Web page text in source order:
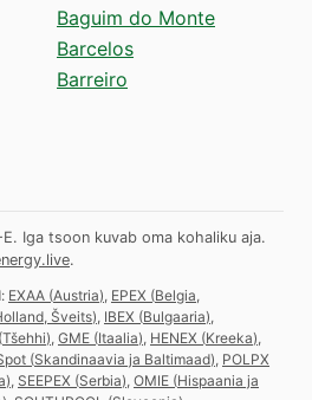
Baguim do Monte
Barcelos
Barreiro
Iga tsoon kuvab oma kohaliku aja.
.
EXAA (Austria) EPEX (Belgia,
Šveits) IBEX (Bulgaaria)
(Tšehhi) GME (Itaalia) HENEX (Kreeka)
(Skandinaavia ja Baltimaad) POLPX
) SEEPEX (Serbia) OMIE (Hispaania ja